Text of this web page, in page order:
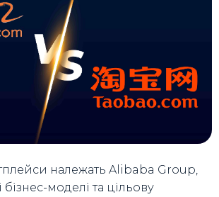
належать Alibaba Group,
бізнес-моделі та цільову